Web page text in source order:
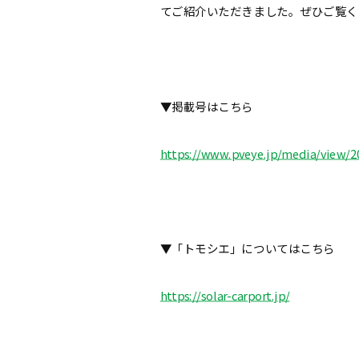
てご紹介いただきました。ぜひご覧く
▼掲載号はこちら
https://www.pveye.jp/media/view/
▼「トモシエ」についてはこちら
https://solar-carport.jp/